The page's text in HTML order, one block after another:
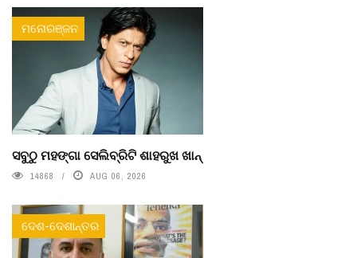
ମନୋରଞ୍ଜନ
ସବୁଠୁ ମହଙ୍ଗା ସେଲିବ୍ରିଟି ଶାହରୁଖ ଖାନ୍
14868 AUG 06, 2026
ଦେଶ-ଦେଶାନ୍ତର